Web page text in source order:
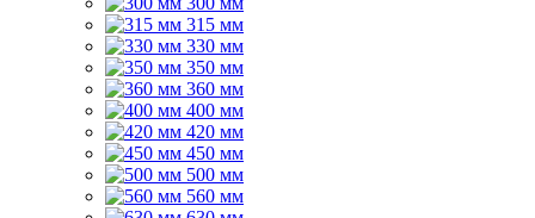
315 мм
330 мм
350 мм
360 мм
400 мм
420 мм
450 мм
500 мм
560 мм